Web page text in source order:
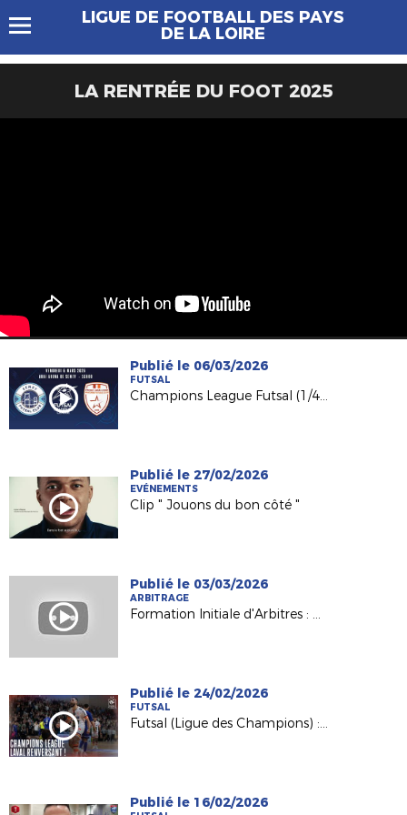
LIGUE DE FOOTBALL DES PAYS
DE LA LOIRE
LA RENTRÉE DU FOOT 2025
Publié le 06/03/2026
FUTSAL
Champions League Futsal (1/4) : Semey FC - Etoile Lavalloise en direct !
Publié le 27/02/2026
EVÉNEMENTS
Clip " Jouons du bon côté "
Publié le 03/03/2026
ARBITRAGE
Formation Initiale d'Arbitres : Nathalie, formatrice et référente du Pôle féminin
Publié le 24/02/2026
FUTSAL
Futsal (Ligue des Champions) : la remontada de l'Etoile Lavalloise (5-4) !
Publié le 16/02/2026